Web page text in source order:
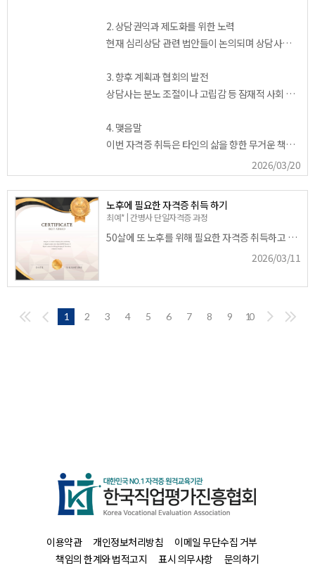
2. 상담권익과 제도화를 위한 노력
현재 심리상담 관련 법안들이 논의되며 상담사의 전문성을 인정받기 위한 과정에 있습니다. 심리상담이 개인의 위로를 넘어 사회적 안전망의 핵심으로 자리 잡으려면 민간 상담사들의 활동이 더욱 보편화되어야 합니다. 음지에 숨겨져 있던 마음의 병을 양지로 끌어올려 떳떳하게 치료받을 수 있는 환경을 만드는 데 힘을 보태고 싶습니다.
3. 향후 계획과 협회의 발전
상담사는 분노 조절이나 고립감 등 잠재적 사회 문제를 사전에 치유하여 국가 안녕에 공헌하는 중추적인 역할을 합니다. 실무 현장에서 부족한 상담 인력의 빈자리를 채우고 실질적인 도움을 주는 전문가가 되겠습니다. 아울러 협회가 더욱 발전하여 상담사들의 권익이 보호되고 전문성을 확실히 인정받는 토대가 마련되길 기대합니다.
4. 맺음말
이번 자격증 취득은 타인의 삶을 향한 무거운 책임감의 시작이라 생각합니다. 제도적 정착을 위해 목소리를 내고 실무에서는 따뜻한 치유자가 되어 사회 발전에 이바지하고 싶습니다.협회가 더욱 발전하여 입지가 커지고 상담사들의 권익이 보호되고 전문성을 확실히 인정받는 토대가 마련되길 기대합니다. 화이팅!
2026/03/20
노후에 필요한 자격증 취득 하기
최예* | 간병사 단일자격증 과정
50살에 또 노후를 위해 필요한 자격증 취득하고 부모님께도 도움되는 내용들 알수 있어서 좋았어요.받는사랑도 중요하지만 주는사랑도 전문가의 교육을통해 정확히 알수 있어서 좋앟어요.저도 합격했습니다. ^^
2026/03/11
1 2 3 4 5 6 7 8 9 10
이용약관 개인정보처리방침
이메일 무단수집 거부
책임의 한계와 법적고지
표시 의무사항 문의하기